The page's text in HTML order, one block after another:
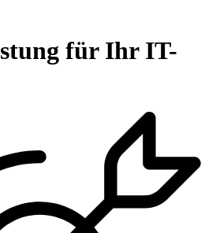
für Ihr IT-